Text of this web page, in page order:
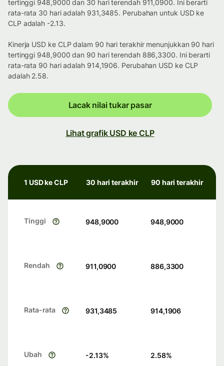
tertinggi 948,9000 dan 30 hari terendah 911,0900. Ini berarti
rata-rata 30 hari adalah 931,3485. Perubahan untuk USD ke
CLP adalah -2.13.
Kinerja USD ke CLP dalam 90 hari terakhir menunjukkan 90 hari
tertinggi 948,9000 dan 90 hari terendah 886,3300. Ini berarti
rata-rata 90 hari adalah 914,1906. Perubahan USD ke CLP
adalah 2.58.
Lacak nilai tukar pasar
Lihat grafik USD ke CLP
1 USD ke CLP 30 hari terakhir 90 hari terakhir
Tinggi 948,9000 948,9000
Rendah 911,0900 886,3300
Rata-rata 931,3485 914,1906
Ubah -2.13% 2.58%